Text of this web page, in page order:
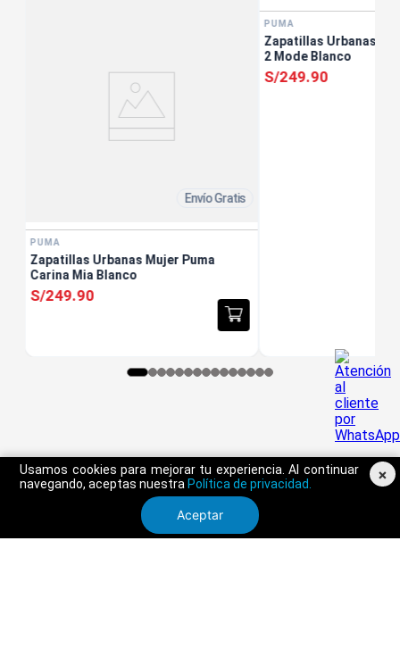
Usamos cookies para mejorar tu experiencia. Al continuar
navegando, aceptas nuestra Política de privacidad.
Aceptar
×
Envío Gratis
PUMA
Zapatillas Urbanas Mujer Puma
Carina Mia Blanco
S/249.90
PUMA
Zapatillas Urbanas
2 Mode Blanco
S/249.90